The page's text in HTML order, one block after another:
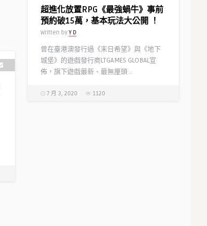
超進化放置RPG《最強蝸牛》事前
預約破15萬，基本玩法大公開 ！
Written by Y D
曾在臺港澳發行過《末日希望》與《地下
城堡》的遊戲發行商LTGAMES GLOBAL宣
佈，旗下遊戲最新、最無厘頭 ..
7 月 3, 2020 1120